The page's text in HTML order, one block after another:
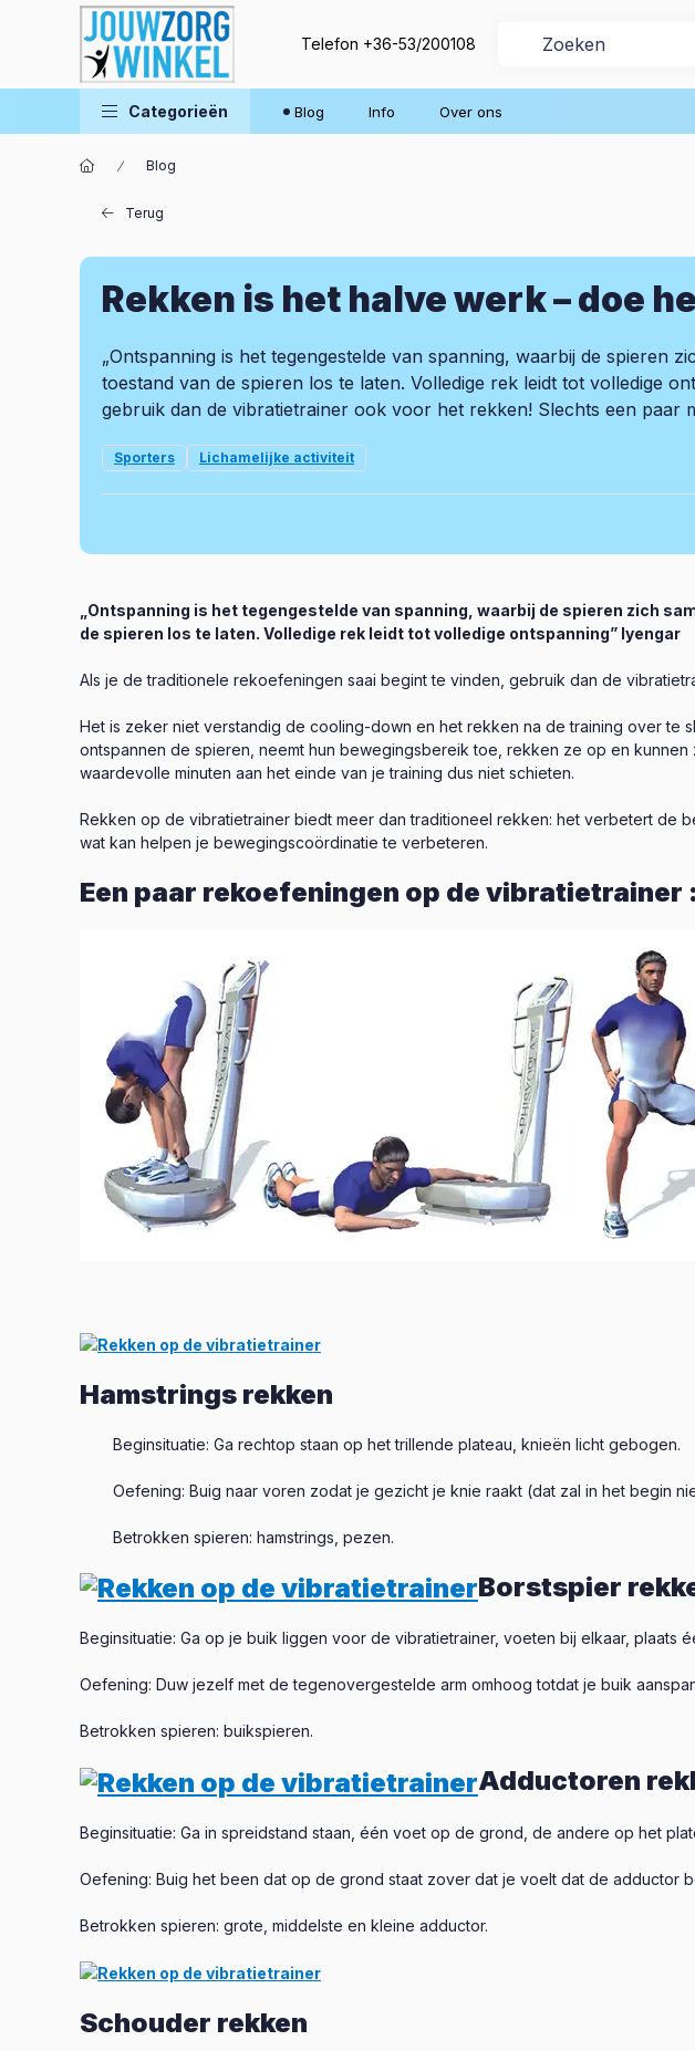
Telefon +36-53/200108
Categorieën Blog Info Over ons
Blog
Terug
Rekken is het halve werk – doe
„Ontspanning is het tegengestelde van spanning, waarbij de spieren
toestand van de spieren los te laten. Volledige rek leidt tot volledige
gebruik dan de vibratietrainer ook voor het rekken! Slechts een paar
Sporters Lichamelijke activiteit
„Ontspanning is het tegengestelde van spanning, waarbij de spieren zich
de spieren los te laten. Volledige rek leidt tot volledige ontspanning” Iyengar
Als je de traditionele rekoefeningen saai begint te vinden, gebruik dan de
Het is zeker niet verstandig de cooling-down en het rekken na de training over
ontspannen de spieren, neemt hun bewegingsbereik toe, rekken ze op en
waardevolle minuten aan het einde van je training dus niet schieten.
Rekken op de vibratietrainer biedt meer dan traditioneel rekken: het verbetert
wat kan helpen je bewegingscoördinatie te verbeteren.
Een paar rekoefeningen op de vibratietrainer :
Hamstrings rekken
Beginsituatie: Ga rechtop staan op het trillende plateau, knieën licht gebogen.
Oefening: Buig naar voren zodat je gezicht je knie raakt (dat zal in het begin
Betrokken spieren: hamstrings, pezen.
Borstspier
Beginsituatie: Ga op je buik liggen voor de vibratietrainer, voeten bij elkaar, plaats
Oefening: Duw jezelf met de tegenovergestelde arm omhoog totdat je buik
Betrokken spieren: buikspieren.
Adductoren
Beginsituatie: Ga in spreidstand staan, één voet op de grond, de andere op het
Oefening: Buig het been dat op de grond staat zover dat je voelt dat de adductor
Betrokken spieren: grote, middelste en kleine adductor.
Schouder rekken